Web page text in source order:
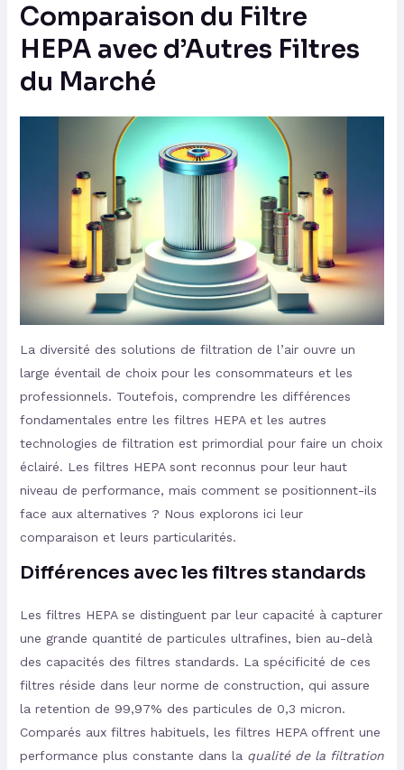
Comparaison du Filtre
HEPA avec d’Autres Filtres
du Marché
La diversité des solutions de filtration de l’air ouvre un
large éventail de choix pour les consommateurs et les
professionnels. Toutefois, comprendre les différences
fondamentales entre les filtres HEPA et les autres
technologies de filtration est primordial pour faire un choix
éclairé. Les filtres HEPA sont reconnus pour leur haut
niveau de performance, mais comment se positionnent-ils
face aux alternatives ? Nous explorons ici leur
comparaison et leurs particularités.
Différences avec les filtres standards
Les filtres HEPA se distinguent par leur capacité à capturer
une grande quantité de particules ultrafines, bien au-delà
des capacités des filtres standards. La spécificité de ces
filtres réside dans leur norme de construction, qui assure
la retention de 99,97% des particules de 0,3 micron.
Comparés aux filtres habituels, les filtres HEPA offrent une
performance plus constante dans la qualité de la filtration